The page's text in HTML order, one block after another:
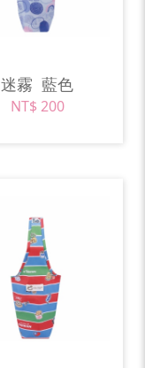
迷霧 藍色
NT$ 200